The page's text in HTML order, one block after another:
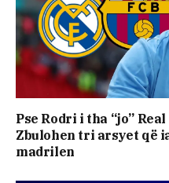
Pse Rodri i tha “jo”
Zbulohen tri arsyet që
madrilen